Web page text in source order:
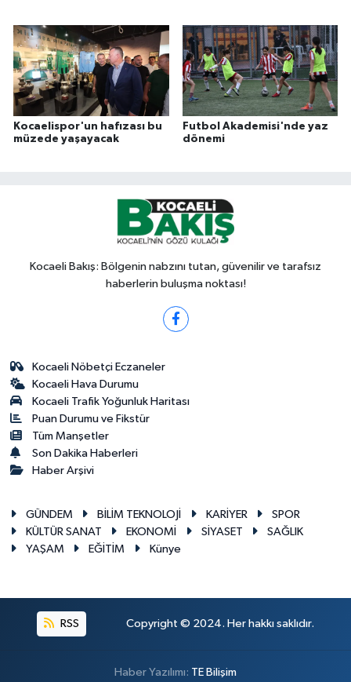
Kocaelispor'un hafızası bu
müzede yaşayacak
Futbol Akademisi'nde yaz
dönemi
Kocaeli Bakış: Bölgenin nabzını tutan, güvenilir ve tarafsız
haberlerin buluşma noktası!
Kocaeli Nöbetçi Eczaneler
Kocaeli Hava Durumu
Kocaeli Trafik Yoğunluk Haritası
Puan Durumu ve Fikstür
Tüm Manşetler
Son Dakika Haberleri
Haber Arşivi
GÜNDEM BİLİM TEKNOLOJİ KARİYER
SPOR
KÜLTÜR SANAT
EKONOMİ SİYASET
SAĞLIK
YAŞAM
EĞİTİM Künye
RSS Copyright © 2024. Her hakkı saklıdır.
Haber Yazılımı: TE Bilişim